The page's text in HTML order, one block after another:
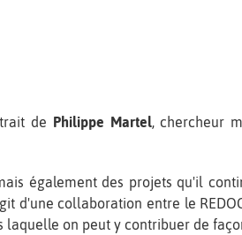
de Philippe Martel , chercheur
également des projets qu'il
d'une collaboration entre le
laquelle on peut y contribuer de